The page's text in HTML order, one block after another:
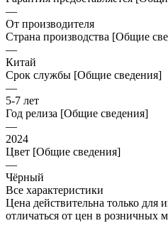
—
От производителя
Страна производства [Общие
—
Китай
Срок службы [Общие сведения]
—
5-7 лет
Год релиза [Общие сведения]
—
2024
Цвет [Общие сведения]
—
Чёрный
Все характеристики
Цена действительна только для
отличаться от цен в розничных